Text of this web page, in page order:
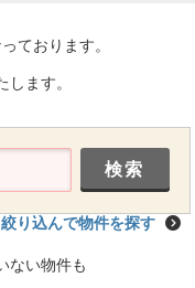
ております。
ます。
絞り込んで物件を探す
ない物件も